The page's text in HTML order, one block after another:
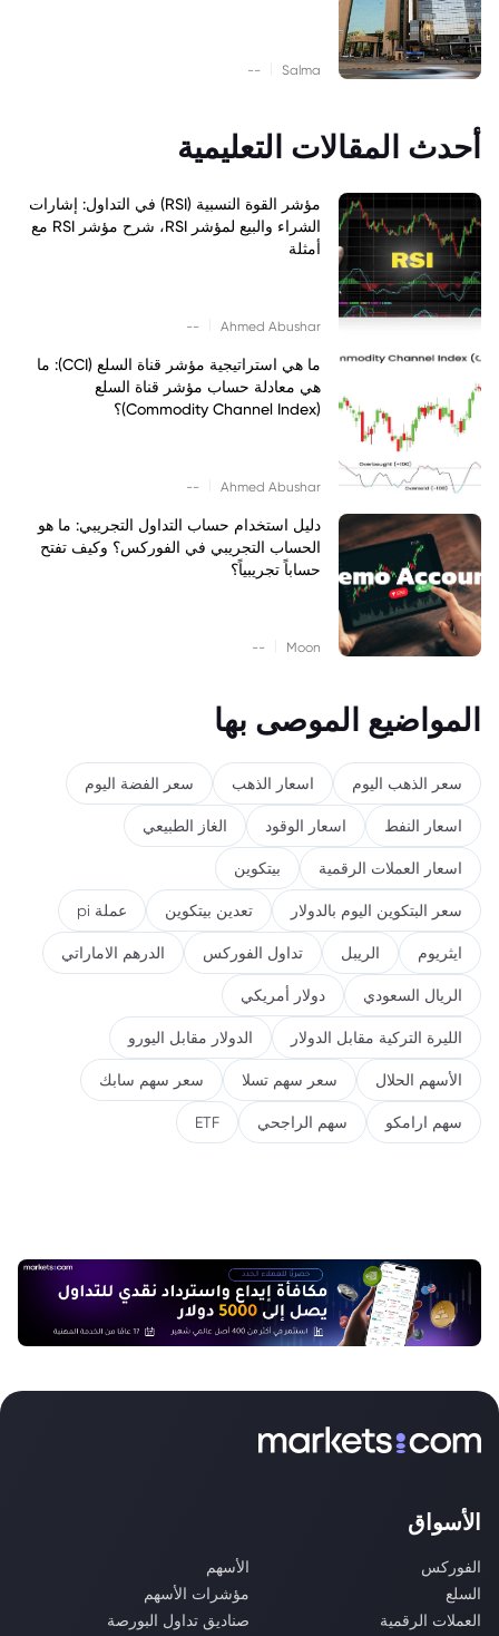
Salma
--
أحدث المقالات التعليمية
مؤشر القوة النسبية (RSI) في التداول: إشارات
الشراء والبيع لمؤشر RSI، شرح مؤشر RSI مع
أمثلة
Ahmed Abushar
--
ما هي استراتيجية مؤشر قناة السلع (CCI): ما
هي معادلة حساب مؤشر قناة السلع
(Commodity Channel Index)؟
Ahmed Abushar
--
دليل استخدام حساب التداول التجريبي: ما هو
الحساب التجريبي في الفوركس؟ وكيف تفتح
حساباً تجريبياً؟
Moon
--
المواضيع الموصى بها
سعر الذهب اليوم اسعار الذهب سعر الفضة اليوم
اسعار النفط اسعار الوقود الغاز الطبيعي
اسعار العملات الرقمية بيتكوين
سعر البتكوين اليوم بالدولار تعدين بيتكوين عملة pi
ايثريوم الريبل تداول الفوركس الدرهم الاماراتي
الريال السعودي دولار أمريكي
الليرة التركية مقابل الدولار الدولار مقابل اليورو
الأسهم الحلال سعر سهم تسلا سعر سهم سابك
سهم ارامكو سهم الراجحي ETF
الأسواق
الفوركس
الأسهم
السلع
مؤشرات الأسهم
العملات الرقمية
صناديق تداول البورصة